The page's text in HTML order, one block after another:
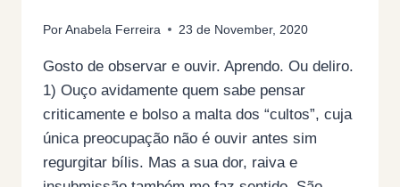
Por Anabela Ferreira 23 de November, 2020
Gosto de observar e ouvir. Aprendo. Ou deliro.
1) Ouço avidamente quem sabe pensar
criticamente e bolso a malta dos “cultos”, cuja
única preocupação não é ouvir antes sim
regurgitar bílis. Mas a sua dor, raiva e